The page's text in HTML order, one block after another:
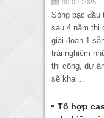
30-09-2025
Sòng bạc đầu
sau 4 năm thi
giai đoạn 1
trải nghiệm
thi công, dự
sẽ khai...
Tổ hợp